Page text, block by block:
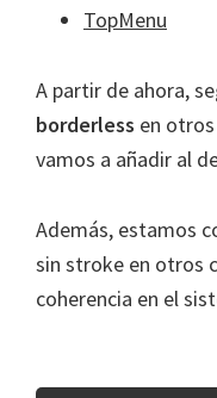
TopMenu
A partir de ahora,
borderless en
vamos a añadir al
Además, estamos
sin stroke en otros
coherencia en el